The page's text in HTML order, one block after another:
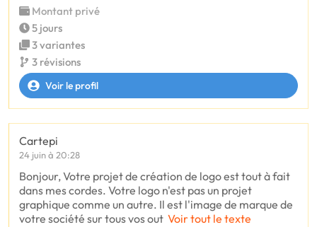
Montant privé
5 jours
3 variantes
3 révisions
Voir le profil
Cartepi
24 juin à 20:28
Bonjour, Votre projet de création de logo est tout à fait
dans mes cordes. Votre logo n'est pas un projet
graphique comme un autre. Il est l'image de marque de
votre société sur tous vos out Voir tout le texte